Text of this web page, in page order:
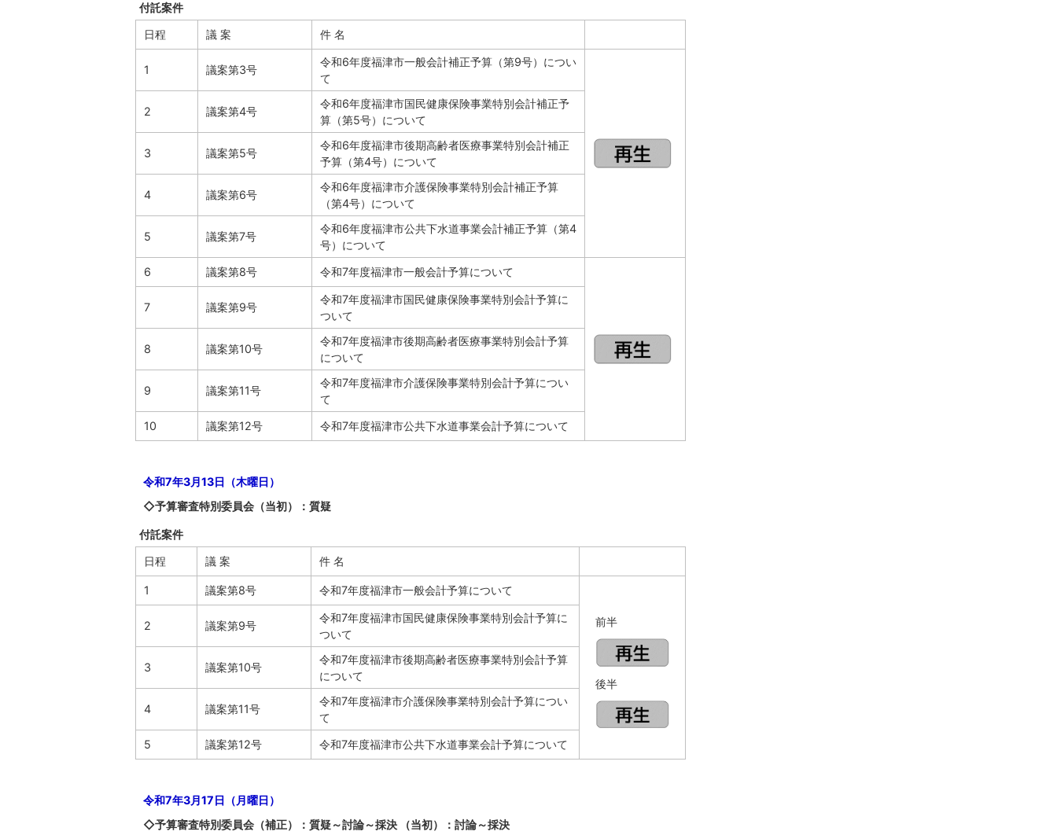
付託案件
日程
議 案 件 名
1 議案第3号
令和6年度福津市一般会計補正予算（第9号）につい
て
2 議案第4号
令和6年度福津市国民健康保険事業特別会計補正予
算（第5号）について
3 議案第5号
令和6年度福津市後期高齢者医療事業特別会計補正
予算（第4号）について
4 議案第6号
令和6年度福津市介護保険事業特別会計補正予算
（第4号）について
5 議案第7号
令和6年度福津市公共下水道事業会計補正予算（第4
号）について
6
議案第8号 令和7年度福津市一般会計予算について
7 議案第9号
令和7年度福津市国民健康保険事業特別会計予算に
ついて
8 議案第10号
令和7年度福津市後期高齢者医療事業特別会計予算
について
9 議案第11号
令和7年度福津市介護保険事業特別会計予算につい
て
10
議案第12号 令和7年度福津市公共下水道事業会計予算について
令和7年3月13日（木曜日）
◇予算審査特別委員会（当初）：質疑
付託案件
日程
議 案 件 名
1 議案第8号 令和7年度福津市一般会計予算について
前半
後半
2 議案第9号
令和7年度福津市国民健康保険事業特別会計予算に
ついて
3 議案第10号
令和7年度福津市後期高齢者医療事業特別会計予算
について
4 議案第11号
令和7年度福津市介護保険事業特別会計予算につい
て
5
議案第12号 令和7年度福津市公共下水道事業会計予算について
令和7年3月17日（月曜日）
◇予算審査特別委員会（補正）：質疑～討論～採決 （当初）：討論～採決